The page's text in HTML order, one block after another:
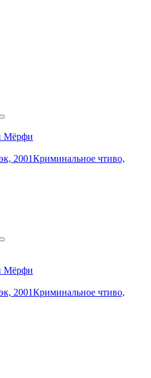
Мёрфи
2001Криминальное чтиво,
Мёрфи
2001Криминальное чтиво,